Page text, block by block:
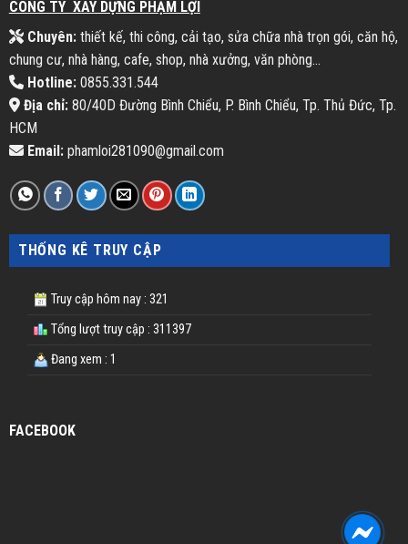
CÔNG TY XÂY DỰNG PHẠM LỢI
Chuyên:thiết kế, thi công, cải tạo, sửa chữa nhà trọn gói, căn hộ,
chung cư, nhà hàng, cafe, shop, nhà xưởng, văn phòng...
Hotline:0855.331.544
Địa chỉ:80/40D Đường Bình Chiểu, P. Bình Chiểu, Tp. Thủ Đức, Tp.
HCM
Email:phamloi281090@gmail.com
THỐNG KÊ TRUY CẬP
Truy cập hôm nay : 321
Tổng lượt truy cập : 311397
Đang xem : 1
FACEBOOK